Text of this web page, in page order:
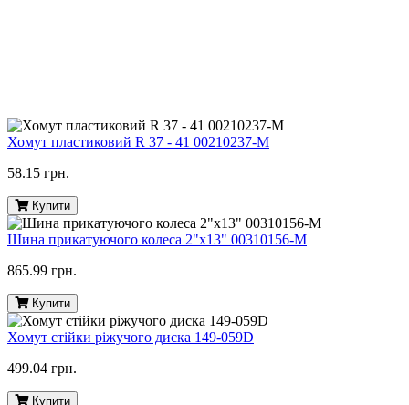
Хомут пластиковий R 37 - 41 00210237-M
58.15 грн.
Купити
Шина прикатуючого колеса 2"х13" 00310156-M
865.99 грн.
Купити
Хомут стійки ріжучого диска 149-059D
499.04 грн.
Купити